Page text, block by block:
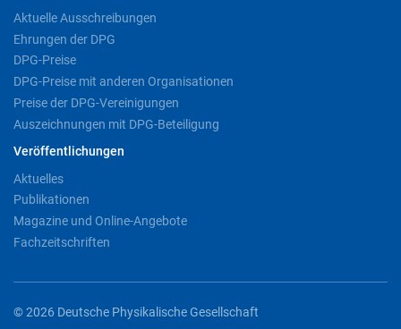
Aktuelle Ausschreibungen
Ehrungen der DPG
DPG-Preise
DPG-Preise mit anderen Organisationen
Preise der DPG-Vereinigungen
Auszeichnungen mit DPG-Beteiligung
Veröffentlichungen
Aktuelles
Publikationen
Magazine und Online-Angebote
Fachzeitschriften
© 2026 Deutsche Physikalische Gesellschaft